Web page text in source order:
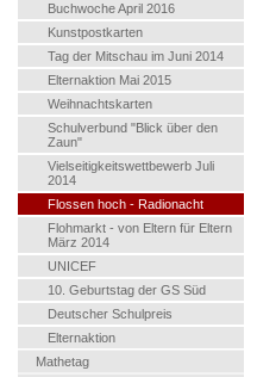
Buchwoche April 2016
Kunstpostkarten
Tag der Mitschau im Juni 2014
Elternaktion Mai 2015
Weihnachtskarten
Schulverbund "Blick über den
Zaun"
Vielseitigkeitswettbewerb Juli
2014
Flossen hoch - Radionacht
Flohmarkt - von Eltern für Eltern
März 2014
UNICEF
10. Geburtstag der GS Süd
Deutscher Schulpreis
Elternaktion
Mathetag